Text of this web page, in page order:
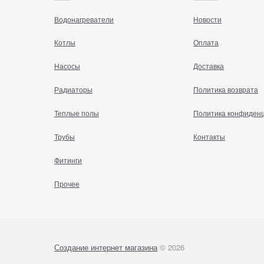
Водонагреватели
Котлы
Насосы
Радиаторы
Теплые полы
Трубы
Фитинги
Прочее
Новости
Оплата
Доставка
Политика возврата
Политика
Контакты
Создание интернет магазина © 2026